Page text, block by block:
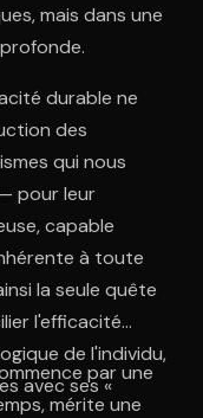
mais dans une
durable ne
des
qui nous
pour leur
capable
à toute
la seule quête
l'efficacité
de l'individu,
avec ses «
par une
mérite une